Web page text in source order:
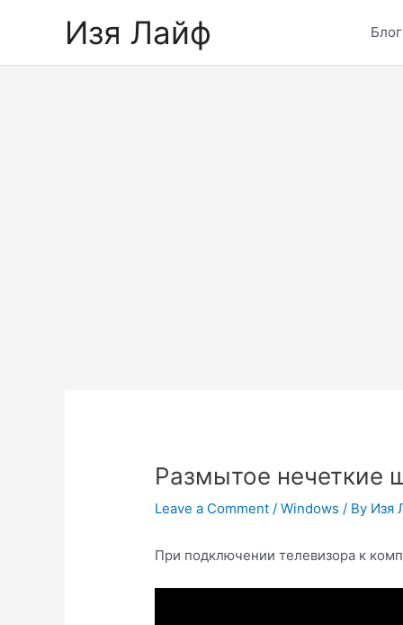
Изя Лайф
Размытое нечеткие
Leave a Comment /Windows / By Изя
При подключении телевизора к